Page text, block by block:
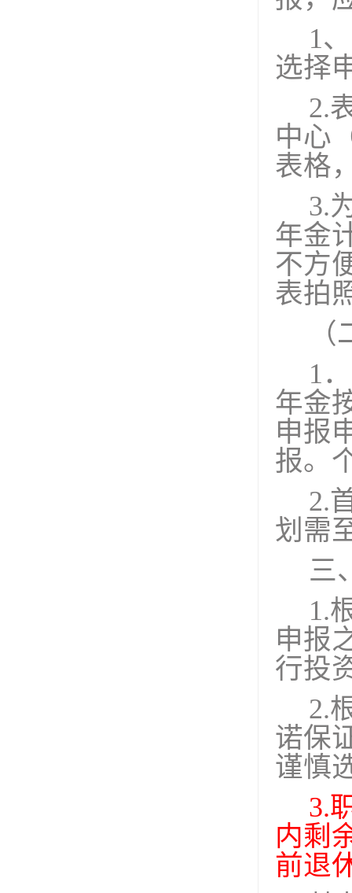
1
选择
2.
中心
表格
3.
年金
不方
表拍
1
年金
申报
报。
2.
划需
三
1.
申报
行投
2.
诺保
谨慎
3.
内剩
前退